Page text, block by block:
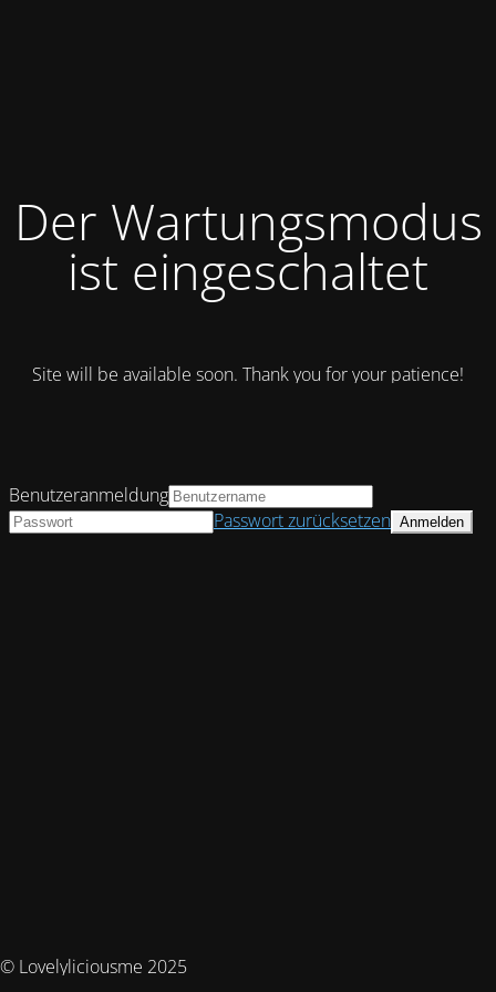
Der Wartungsmodus
ist eingeschaltet
Site will be available soon. Thank you for your patience!
© Lovelyliciousme 2025
Benutzeranmeldung
Passwort zurücksetzen